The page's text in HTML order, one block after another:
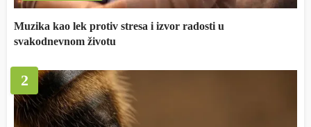
Muzika kao lek protiv stresa i izvor radosti u
svakodnevnom životu
2